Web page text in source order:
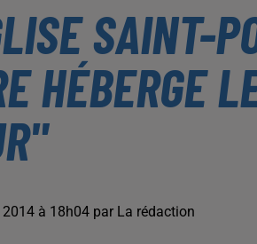
SAINT-
HÉBERGE
à 18h04 par La rédaction